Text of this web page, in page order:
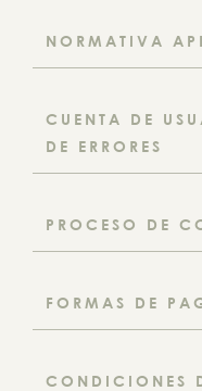
NORMATIVA
CUENTA DE
DE ERRORES
PROCESO DE
FORMAS DE
CONDICIONES